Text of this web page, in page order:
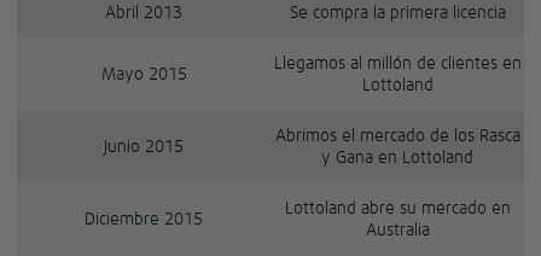
Abril 2013 Se compra la primera licencia
Mayo 2015
Llegamos al millón de clientes en
Lottoland
Junio 2015
Abrimos el mercado de los Rasca
y Gana en Lottoland
Diciembre 2015
Lottoland abre su mercado en
Australia